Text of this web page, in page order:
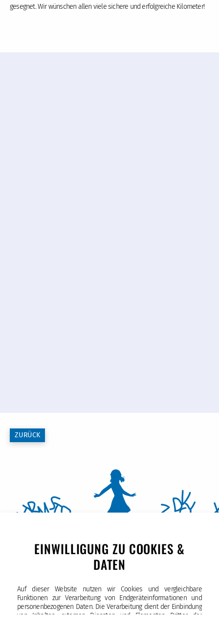
EINWILLIGUNG ZU COOKIES &
DATEN
Auf dieser Website nutzen wir Cookies und vergleichbare
Funktionen zur Verarbeitung von Endgeräteinformationen und
personenbezogenen Daten. Die Verarbeitung dient der Einbindung
von Inhalten, externen Diensten und Elementen Dritter, der
gesegnet. Wir wünschen allen viele sichere und erfolgreiche Kilometer!
ZURÜCK
Katholische Schule St. Joseph
Böhmestraße 3 – 5, 22041 Hamburg